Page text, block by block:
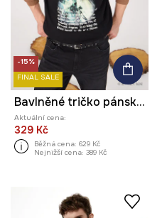
-15%
FINAL SALE
Bavlněné tričko pánské z kolekce The Lord of the Rings černá barva
Aktuální cena:
329 Kč
Běžná cena: 629 Kč
Nejnižší cena: 389 Kč